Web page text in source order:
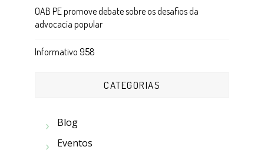
OAB PE promove debate sobre os desafios da
advocacia popular
Informativo 958
CATEGORIAS
Blog
Eventos